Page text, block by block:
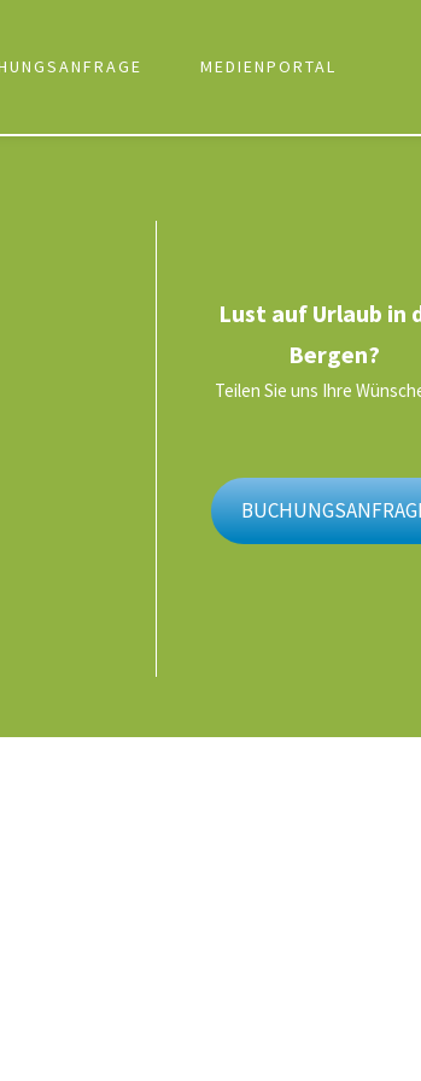
MEDIENPORTAL
Lust auf Urlaub in
Bergen?
Teilen Sie uns Ihre